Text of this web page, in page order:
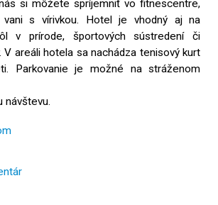
si môžete spríjemniť vo fitnescentre,
s vírivkou. Hotel je vhodný aj na
v prírode, športových sústredení či
V areáli hotela sa nachádza tenisový kurt
Parkovanie je možné na stráženom
návštevu.